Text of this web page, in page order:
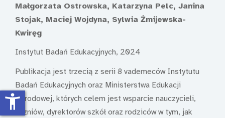
Małgorzata Ostrowska, Katarzyna Pelc, Janina
Stojak, Maciej Wojdyna, Sylwia Żmijewska-
Kwiręg
Instytut Badań Edukacyjnych, 2024
Publikacja jest trzecią z serii 8 vademeców Instytutu
Badań Edukacyjnych oraz Ministerstwa Edukacji
Narodowej, których celem jest wsparcie nauczycieli,
uczniów, dyrektorów szkół oraz rodziców w tym, jak
accessibility_new